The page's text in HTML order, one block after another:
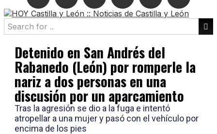
Detenido en San Andrés del
Rabanedo (León) por romperle la
nariz a dos personas en una
discusión por un aparcamiento
Tras la agresión se dio a la fuga e intentó
atropellar a una mujer y pasó con el vehículo por
encima de los pies